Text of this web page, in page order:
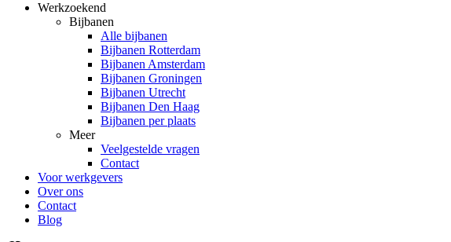
Werkzoekend
Bijbanen
Alle bijbanen
Bijbanen Rotterdam
Bijbanen Amsterdam
Bijbanen Groningen
Bijbanen Utrecht
Bijbanen Den Haag
Bijbanen per plaats
Meer
Veelgestelde vragen
Contact
Voor werkgevers
Over ons
Contact
Blog